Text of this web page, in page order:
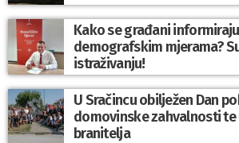
Kako se građani
demografskim mjerama?
istraživanju!
U Sračincu obilježen Dan
domovinske zahvalnosti te
branitelja